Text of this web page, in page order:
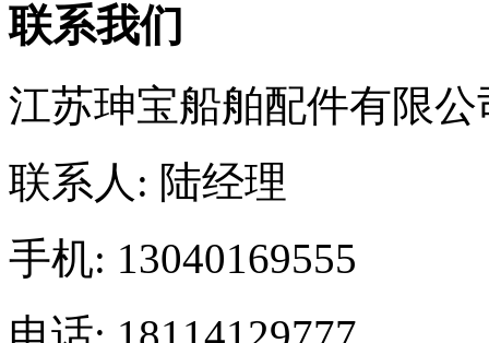
联系我们
江苏珅宝船舶配件有限公
联系人: 陆经理
手机: 13040169555